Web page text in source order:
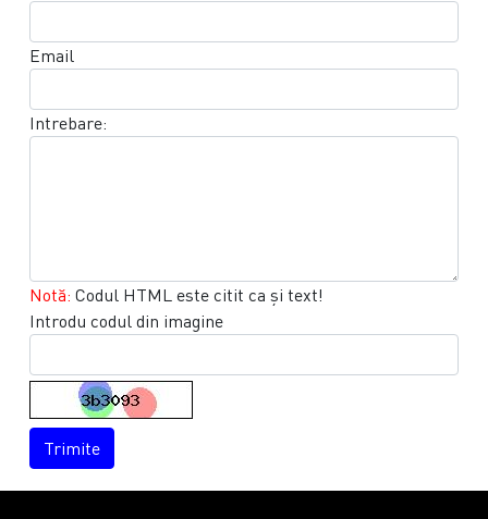
Email
Intrebare:
Notă: Codul HTML este citit ca şi text!
Introdu codul din imagine
Trimite